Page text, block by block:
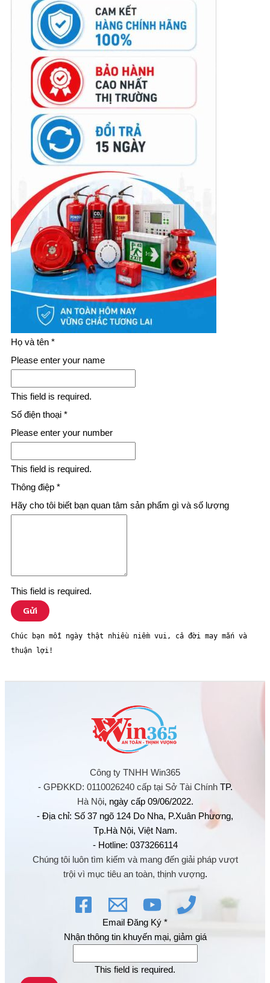
Họ và tên *
Please enter your name
This field is required.
Số điện thoại *
Please enter your number
This field is required.
Thông điệp *
Hãy cho tôi biết bạn quan tâm sản phẩm gì và số lượng
This field is required.
Gửi
Chúc bạn mỗi ngày thật nhiều niềm vui, cả đời may mắn và
thuận lợi!
Công ty TNHH Win365
- GPĐKKD: 0110026240 cấp tại Sở Tài Chính TP.
Hà Nội, ngày cấp 09/06/2022.
- Địa chỉ: Số 37 ngõ 124 Do Nha, P.Xuân Phương,
Tp.Hà Nội, Việt Nam.
- Hotline: 0373266114
Chúng tôi luôn tìm kiếm và mang đến giải pháp vượt
trội vì mục tiêu an toàn, thịnh vượng.
Email Đăng Ký *
Nhận thông tin khuyến mại, giảm giá
This field is required.